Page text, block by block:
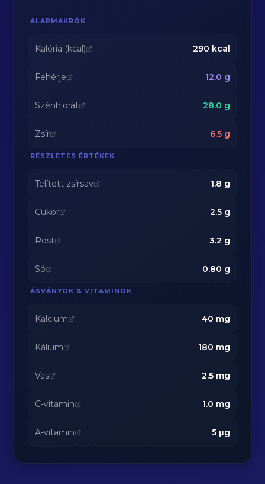
ALAPMAKRÓK
Kalória (kcal) 290 kcal
Fehérje 12.0 g
Szénhidrát 28.0 g
Zsír 6.5g
RÉSZLETES ÉRTÉKEK
Telített zsírsav 1.8 g
Cukor 2.5g
Rost 3.2 g
Só 0.80 g
ÁSVÁNYOK & VITAMINOK
Kalcium 40 mg
Kálium 180 mg
Vas 2.5mg
C-vitamin 1.0 mg
A-vitamin 5μg